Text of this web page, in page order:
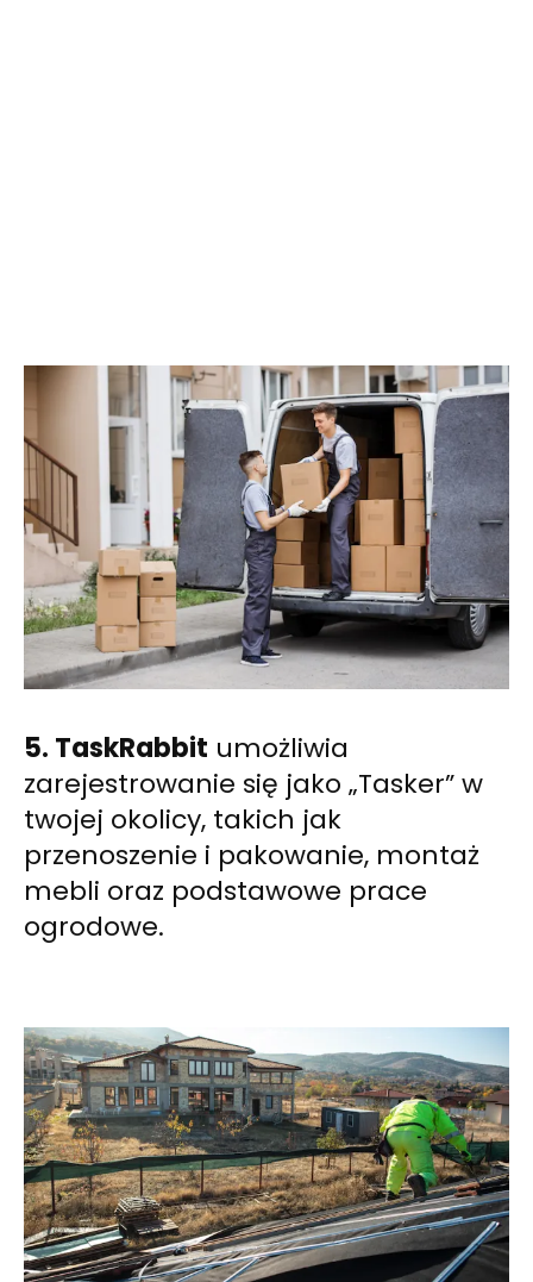
5. TaskRabbit umożliwia
zarejestrowanie się jako „Tasker” w
twojej okolicy, takich jak
przenoszenie i pakowanie, montaż
mebli oraz podstawowe prace
ogrodowe.